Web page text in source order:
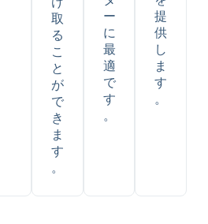
取
る
こ
と
が
で
き
ま
す
。
ー
に
最
適
で
す
。
提
供
し
ま
す
。